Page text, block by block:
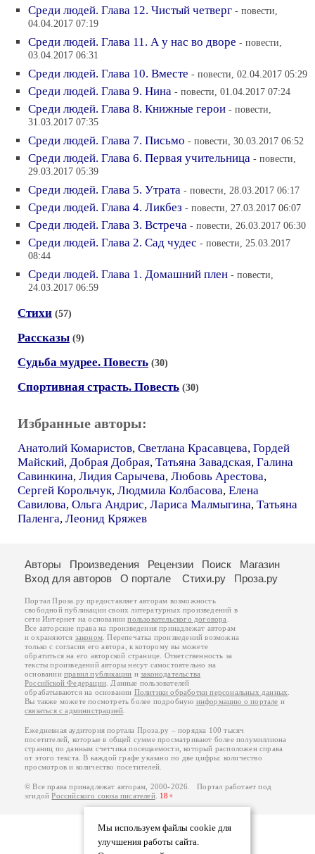
Среди людей. Глава 12. Чистый четверг - повести,
04.04.2017 07:19
Среди людей. Глава 11. А у нас во дворе - повести,
03.04.2017 06:31
Среди людей. Глава 10. Вместе - повести, 02.04.2017 05:29
Среди людей. Глава 9. Нина - повести, 01.04.2017 07:24
Среди людей. Глава 8. Книжные герои - повести,
31.03.2017 07:35
Среди людей. Глава 7. Письмо - повести, 30.03.2017 06:52
Среди людей. Глава 6. Первая учительница - повести,
29.03.2017 05:39
Среди людей. Глава 5. Утрата - повести, 28.03.2017 06:17
Среди людей. Глава 4. Ликбез - повести, 27.03.2017 06:07
Среди людей. Глава 3. Встреча - повести, 26.03.2017 06:30
Среди людей. Глава 2. Сад чудес - повести, 25.03.2017
08:44
Среди людей. Глава 1. Домашний плен - повести,
24.03.2017 06:59
Стихи (57)
Рассказы (9)
Судьба мудрее. Повесть (30)
Спортивная страсть. Повесть (30)
Избранные авторы:
Анатолий Комаристов, Светлана Красавцева, Гордей
Майский, Добрая Добрая, Татьяна Завадская, Галина
Савинкина, Лидия Сарычева, Любовь Арестова,
Сергей Корольчук, Людмила Колбасова, Елена
Савилова, Ольга Андрис, Лариса Малмыгина, Татьяна
Паленга, Леонид Кряжев
Мы используем файлы cookie для
улучшения работы сайта.
Авторы Произведения Рецензии Поиск
Магазин
Вход для авторов
О портале Стихи.ру Проза.ру
Портал Проза.ру предоставляет авторам возможность
свободной публикации своих литературных произведений в
сети Интернет на основаниипользовательского договора
Все авторские права на произведения принадлежат авторам
и охраняются законом . Перепечатка произведений возможна
только с согласия его автора, к которому вы можете
обратиться на его авторской странице. Ответственность за
тексты произведений авторы несут самостоятельно на
основанииправил публикации изаконодательства
Российской Федерации . Данные пользователей
обрабатываются на основании Политики обработки персональных данных
Вы также можете посмотреть более подробную информацию о портале и
связаться с администрацией
Ежедневная аудитория портала Проза.ру – порядка 100 тысяч
посетителей, которые в общей сумме просматривают более полумиллиона
страниц по данным счетчика посещаемости, который расположен справа
от этого текста. В каждой графе указано по две цифры: количество
просмотров и количество посетителей.
© Все права принадлежат авторам, 2000-2026. Портал работает под
эгидойРоссийского союза писателей. 18+